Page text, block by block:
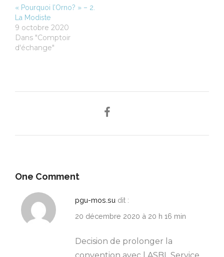
« Pourquoi l’Orno? » – 2.
La Modiste
9 octobre 2020
Dans "Comptoir
d'échange"
One Comment
pgu-mos.su dit :
20 décembre 2020 à 20 h 16 min
Decision de prolonger la